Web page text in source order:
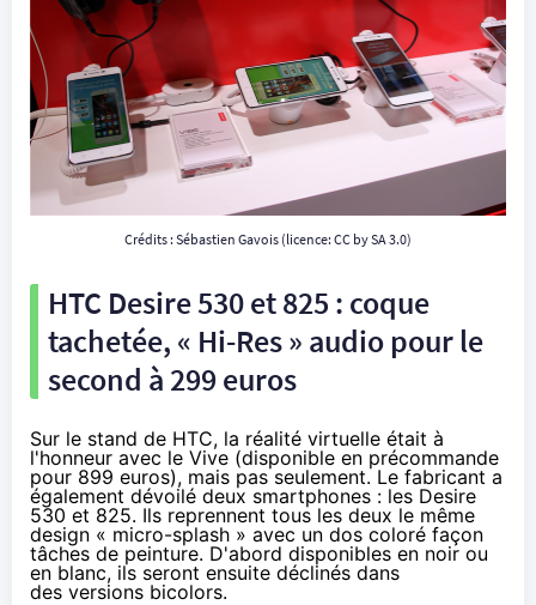
Crédits : Sébastien Gavois (licence: CC by SA 3.0)
HTC Desire 530 et 825 : coque
tachetée, « Hi-Res » audio pour le
second à 299 euros
Sur le stand de HTC, la réalité virtuelle était à
l'honneur avec le Vive (disponible en précommande
pour 899 euros), mais pas seulement. Le fabricant a
également dévoilé deux smartphones : les Desire
530 et 825. Ils reprennent tous les deux le même
design « micro-splash » avec un dos coloré façon
tâches de peinture. D'abord disponibles en noir ou
en blanc, ils seront ensuite déclinés dans
des versions bicolors.